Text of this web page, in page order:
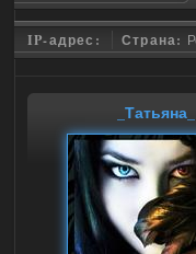
IP-адрес: Страна:
_Татьяна_